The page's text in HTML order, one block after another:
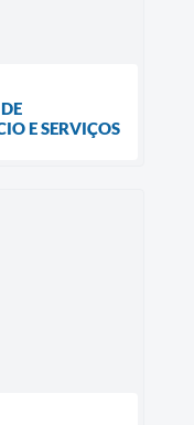
E SERVIÇOS